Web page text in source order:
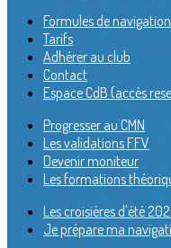
Formules de navigation
Tarifs
Adhérer au club
Contact
Espace CdB (accès
Progresser au CMN
Les validations FFV
Devenir moniteur
Les formations
Les croisières d'été
Je prépare ma